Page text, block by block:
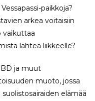
paikkoja?
arkea voitaisiin
vaikuttaa
lähteä liikkeelle?
ja muut
muoto, jossa
elämää